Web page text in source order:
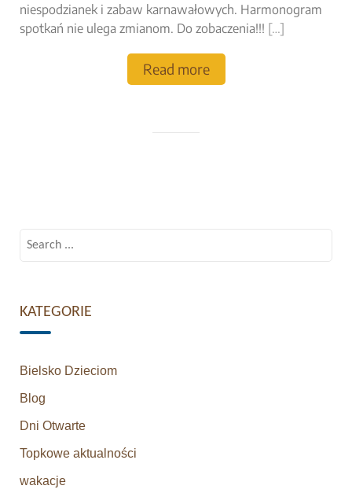
niespodzianek i zabaw karnawałowych. Harmonogram
spotkań nie ulega zmianom. Do zobaczenia!!! […]
Read more
Search
KATEGORIE
Bielsko Dzieciom
Blog
Dni Otwarte
Topkowe aktualności
wakacje